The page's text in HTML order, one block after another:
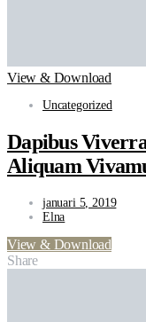
View & Download
Uncategorized
Dapibus
Aliquam
januari 5, 2019
Elna
View & Download
Share